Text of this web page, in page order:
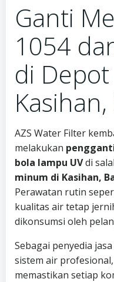
Ganti
1054
di
AZS Water Filter
melakukan
bola lampu UVdi
minum di Kasihan,
Perawatan rutin
kualitas air tetap
dikonsumsi oleh
Sebagai penyedia
sistem air
memastikan setiap